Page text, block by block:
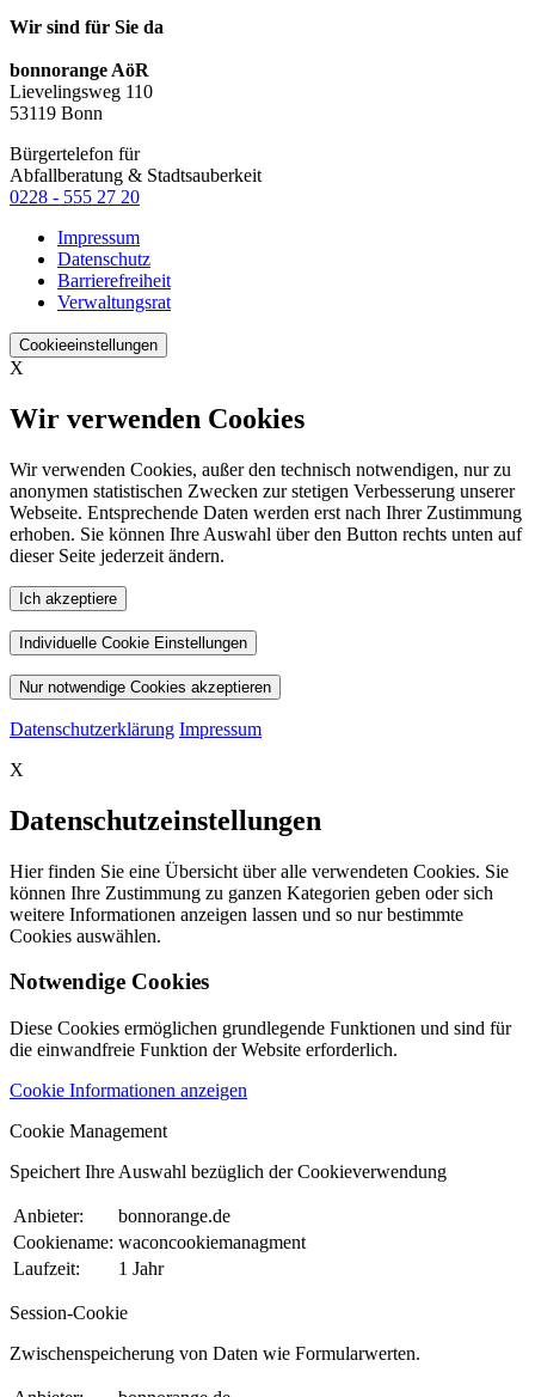
Wir sind für Sie da
bonnorange AöR
Lievelingsweg 110
53119 Bonn
Bürgertelefon für
Abfallberatung & Stadtsauberkeit
0228 - 555 27 20
Impressum
Datenschutz
Barrierefreiheit
Verwaltungsrat
Cookieeinstellungen
X
Wir verwenden Cookies
Wir verwenden Cookies, außer den technisch notwendigen, nur zu
anonymen statistischen Zwecken zur stetigen Verbesserung unserer
Webseite. Entsprechende Daten werden erst nach Ihrer Zustimmung
erhoben. Sie können Ihre Auswahl über den Button rechts unten auf
dieser Seite jederzeit ändern.
Ich akzeptiere
Individuelle Cookie Einstellungen
Nur notwendige Cookies akzeptieren
Datenschutzerklärung Impressum
X
Datenschutzeinstellungen
Hier finden Sie eine Übersicht über alle verwendeten Cookies. Sie
können Ihre Zustimmung zu ganzen Kategorien geben oder sich
weitere Informationen anzeigen lassen und so nur bestimmte
Cookies auswählen.
Notwendige Cookies
Diese Cookies ermöglichen grundlegende Funktionen und sind für
die einwandfreie Funktion der Website erforderlich.
Cookie Informationen anzeigen
Cookie Management
Speichert Ihre Auswahl bezüglich der Cookieverwendung
Anbieter:
bonnorange.de
Cookiename: waconcookiemanagment
Laufzeit:
1 Jahr
Session-Cookie
Zwischenspeicherung von Daten wie Formularwerten.